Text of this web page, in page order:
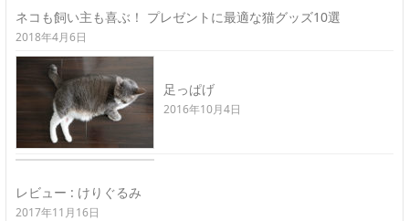
ネコも飼い主も喜ぶ！ プレゼントに最適な猫グッズ10選
2018年4月6日
足っぱげ
2016年10月4日
レビュー : けりぐるみ
2017年11月16日